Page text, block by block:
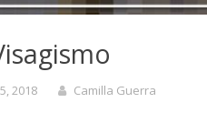
2018 Camilla Guerra